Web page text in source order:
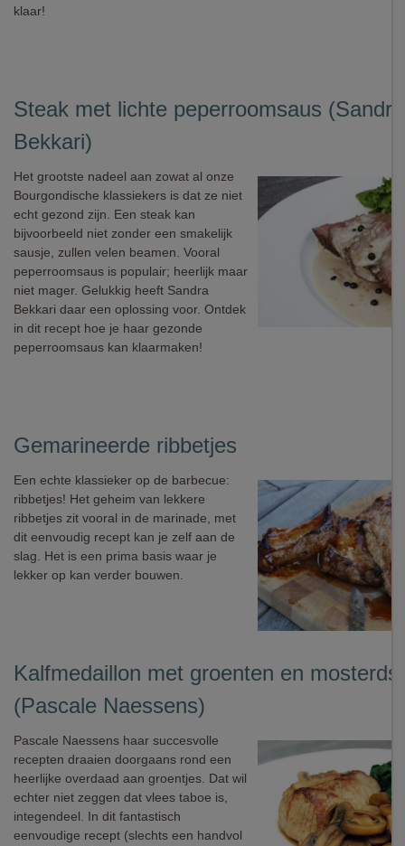
klaar!
Steak met lichte peperroomsaus (Sandra
Bekkari)
Het grootste nadeel aan zowat al onze
Bourgondische klassiekers is dat ze niet
echt gezond zijn. Een steak kan
bijvoorbeeld niet zonder een smakelijk
sausje, zullen velen beamen. Vooral
peperroomsaus is populair; heerlijk maar
niet mager. Gelukkig heeft Sandra
Bekkari daar een oplossing voor. Ontdek
in dit recept hoe je haar gezonde
peperroomsaus kan klaarmaken!
Gemarineerde ribbetjes
Een echte klassieker op de barbecue:
ribbetjes! Het geheim van lekkere
ribbetjes zit vooral in de marinade, met
dit eenvoudig recept kan je zelf aan de
slag. Het is een prima basis waar je
lekker op kan verder bouwen.
Kalfmedaillon met groenten en
(Pascale Naessens)
Pascale Naessens haar succesvolle
recepten draaien doorgaans rond een
heerlijke overdaad aan groentjes. Dat wil
echter niet zeggen dat vlees taboe is,
integendeel. In dit fantastisch
eenvoudige recept (slechts een handvol